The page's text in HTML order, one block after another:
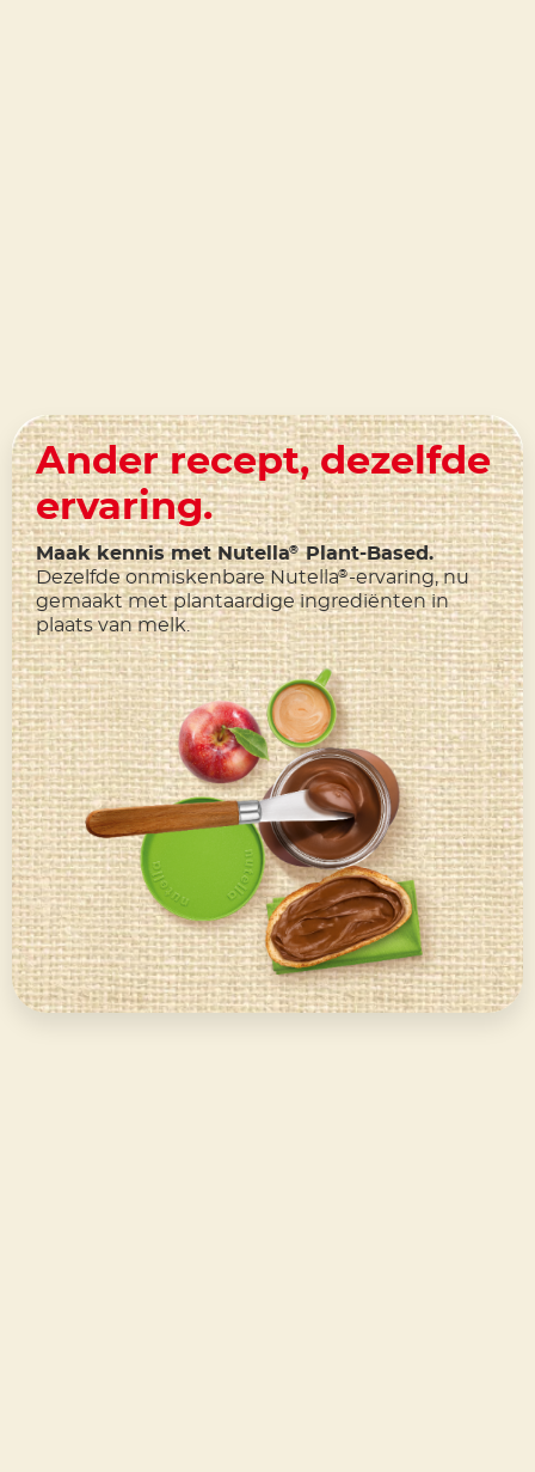
Ander recept, dezelfde
ervaring.
Maak kennis met Nutella®Plant-Based.
Dezelfde onmiskenbare Nutella®-ervaring, nu
gemaakt met plantaardige ingrediënten in
plaats van melk.